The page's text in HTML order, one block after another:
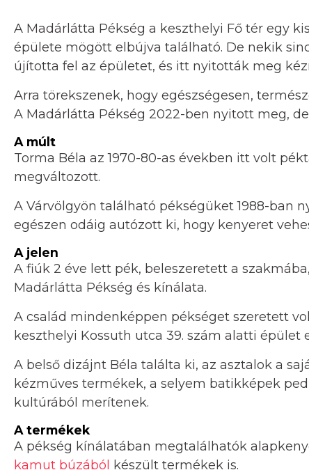
A Madárlátta Pékség a keszthelyi Fő tér egy
épülete mögött elbújva található. De nekik
újította fel az épületet, és itt nyitották meg
Arra törekszenek, hogy egészségesen,
A Madárlátta Pékség 2022-ben nyitott meg,
A múlt
Torma Béla az 1970-80-as években itt volt
megváltozott.
A Várvölgyön található pékségüket 1988-ban
egészen odáig autózott ki, hogy kenyeret
A jelen
A fiúk 2 éve lett pék, beleszeretett a
Madárlátta Pékség és kínálata.
A család mindenképpen pékséget szeretett
keszthelyi Kossuth utca 39. szám alatti épület
A belső dizájnt Béla találta ki, az asztalok a
kézműves termékek, a selyem batikképek
kultúrából merítenek.
A termékek
A pékség kínálatában megtalálhatók
kamut búzából
készült termékek is.